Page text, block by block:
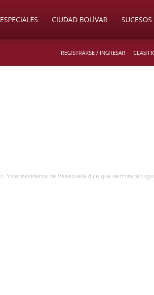
ESPECIALES CIUDAD BOLÍVAR SUCESOS
REGISTRARSE / INGRESAR
Vicepresidenta de Venezuela dice que derrotarán